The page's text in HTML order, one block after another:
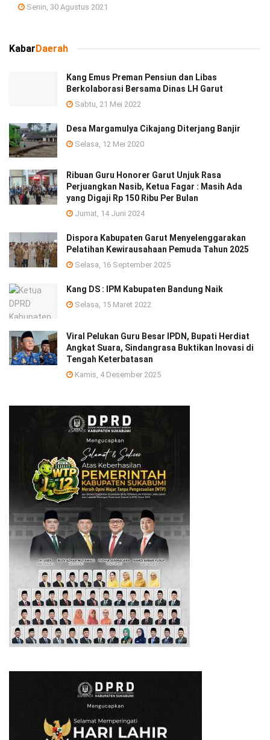
Senin, 30 Agustus 2021
Kabar Daerah
Kang Emus Preman Pensiun dan Libas
Berkolaborasi Bersama Dinas LH Garut
Sabtu, 21 Mei 2022
Desa Margamulya Cikajang Diterjang Banjir
Selasa, 12 Mei 2020
Ribuan Guru Honorer Garut Unjuk Rasa
Perjuangkan Nasib, Ketua Fagar : Masih Ada
yang Digaji Rp 150 Ribu Per Bulan
Jumat, 14 Juni 2024
Dispora Kabupaten Garut Menyelenggarakan
Pelatihan Kewirausahaan Pemuda Tahun 2025 ‎
Selasa, 16 September 2025
Kang DS : IPM Kabupaten Bandung Naik
Selasa, 15 Maret 2022
Viral Pelukan Guru Besar IPDN, Bupati Herdiat
Angkat Suara, Sindangrasa Buktikan Inovasi di
Tengah Keterbatasan
Kamis, 4 Desember 2025